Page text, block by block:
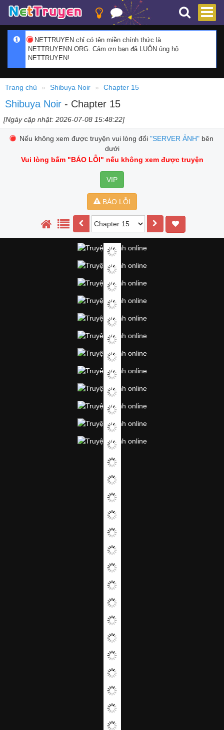
NETTRUYEN chỉ có tên miền chính thức là
NETTRUYENN.ORG. Cảm ơn bạn đã LUÔN ủng hộ
NETTRUYEN!
Trang chủ Shibuya Noir Chapter 15
Shibuya Noir - Chapter 15
[Ngày cập nhật: 2026-07-08 15:48:22]
Nếu không xem được truyện vui lòng đổi "SERVER ẢNH"bên
dưới
Vui lòng bấm "BÁO LỖI" nếu không xem được truyện
VIP
BÁO LỖI